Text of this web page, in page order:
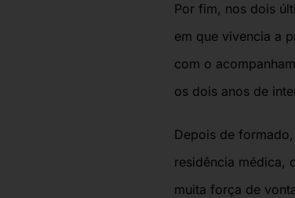
Por fim, nos dois
em que vivencia a
com o
os dois anos de
Depois de
residência médica,
muita força de